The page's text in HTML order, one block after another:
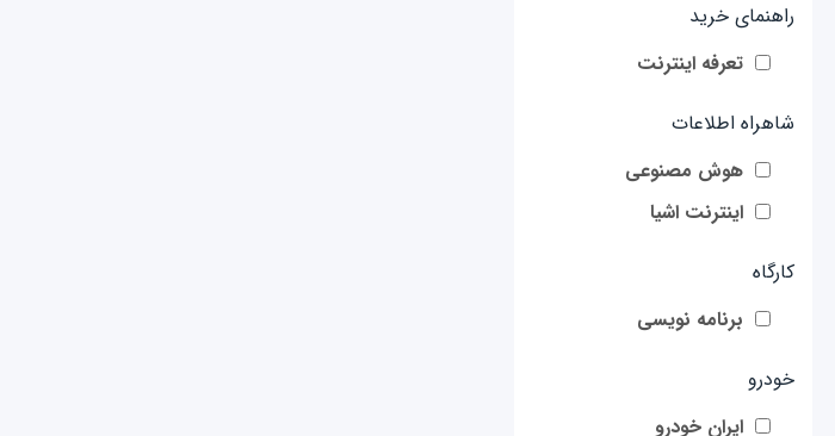
راهنمای خرید
تعرفه اینترنت
شاهراه اطلاعات
هوش مصنوعی
اینترنت اشیا
کارگاه
برنامه نویسی
خودرو
ایران خودرو